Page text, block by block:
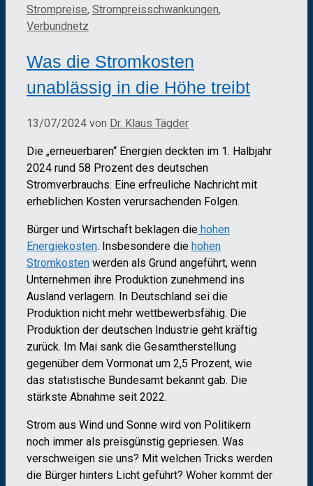
Strompreise, Strompreisschwankungen,
Verbundnetz
Was die Stromkosten
unablässig in die Höhe treibt
13/07/2024 von Dr. Klaus Tägder
Die „erneuerbaren“ Energien deckten im 1. Halbjahr
2024 rund 58 Prozent des deutschen
Stromverbrauchs. Eine erfreuliche Nachricht mit
erheblichen Kosten verursachenden Folgen.
Bürger und Wirtschaft beklagen die hohen
Energiekosten. Insbesondere die hohen
Stromkosten werden als Grund angeführt, wenn
Unternehmen ihre Produktion zunehmend ins
Ausland verlagern. In Deutschland sei die
Produktion nicht mehr wettbewerbsfähig. Die
Produktion der deutschen Industrie geht kräftig
zurück. Im Mai sank die Gesamtherstellung
gegenüber dem Vormonat um 2,5 Prozent, wie
das statistische Bundesamt bekannt gab. Die
stärkste Abnahme seit 2022.
Strom aus Wind und Sonne wird von Politikern
noch immer als preisgünstig gepriesen. Was
verschweigen sie uns? Mit welchen Tricks werden
die Bürger hinters Licht geführt? Woher kommt der